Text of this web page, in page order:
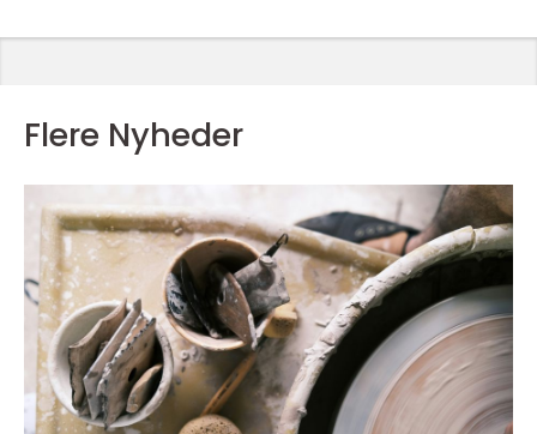
Flere Nyheder